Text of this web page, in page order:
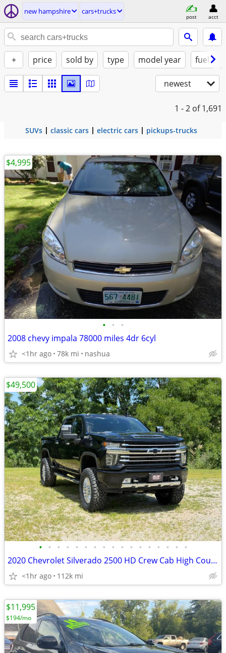
new hampshire cars+trucks
post acct
+ price sold by type model year fuel
newest
1 - 2 of 1,691
SUVs classic cars electric cars pickups-trucks
• • •
2008 chevy impala 78000 miles 4dr 6cyl
<1hr ago 78k mi nashua
$4,995
• • • • • • • • • • • • • • • • •
2020 Chevrolet Silverado 2500 HD Crew Cab High Country 4x4
<1hr ago 112k mi
$49,500
$11,995
$194/mo